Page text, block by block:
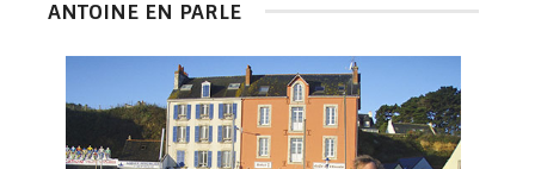
ANTOINE EN PARLE